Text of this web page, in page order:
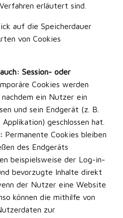
erläutert sind.
auf die Speicherdauer
von Cookies
Session- oder
Cookies werden
ein Nutzer ein
und sein Endgerät (z. B.
geschlossen hat.
Permanente Cookies bleiben
des Endgeräts
beispielsweise der Log-in-
bevorzugte Inhalte direkt
der Nutzer eine Website
können die mithilfe von
zur